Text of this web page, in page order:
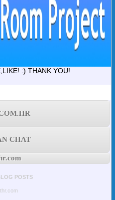
:) THANK YOU!
CHAT
POSTS